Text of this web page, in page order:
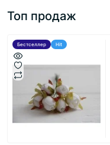
Топ продаж
Бестселлер Hit